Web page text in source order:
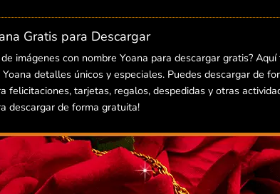
Gratis para Descargar
imágenes con nombre Yoana para descargar gratis?
detalles únicos y especiales. Puedes descargar de
felicitaciones, tarjetas, regalos, despedidas y otras
descargar de forma gratuita!